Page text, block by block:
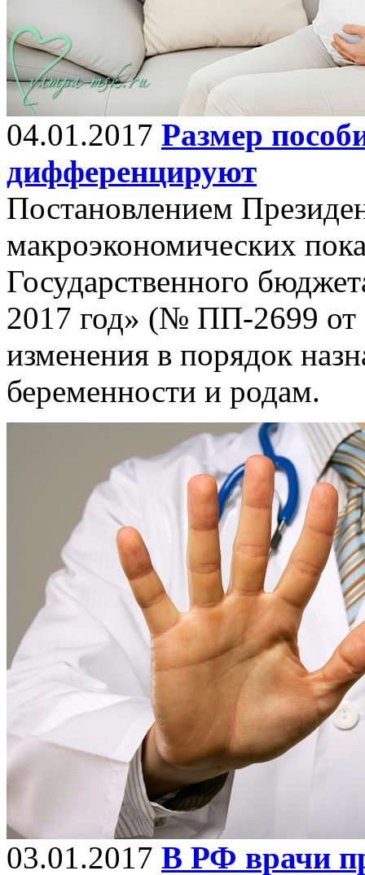
04.01.2017 Размер
дифференцируют
Постановлением
макроэкономических
Государственного
2017 год» (№ ПП-2699 от
изменения в порядок
беременности и родам.
03.01.2017 В РФ врачи